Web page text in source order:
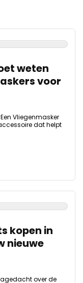
weten
voor
Vliegenmasker
dat helpt
kopen in
nieuwe
over de